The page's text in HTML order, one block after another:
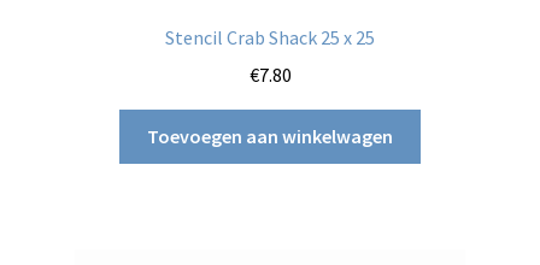
Stencil Crab Shack 25 x 25
€7.80
Toevoegen aan winkelwagen